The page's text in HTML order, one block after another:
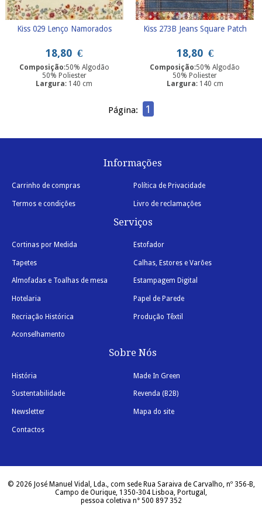
Kiss 029 Lenço Namorados
18,80 €
Composição:50% Algodão
50% Poliester
Largura: 140 cm
Kiss 273B Jeans Square Patch
18,80 €
Composição:50% Algodão
50% Poliester
Largura: 140 cm
Página: 1
Informações
Carrinho de compras Política de Privacidade
Termos e condições Livro de reclamações
Serviços
Cortinas por Medida Estofador
Tapetes Calhas, Estores e Varões
Almofadas e Toalhas de mesa Estampagem Digital
Hotelaria Papel de Parede
Recriação Histórica Produção Têxtil
Aconselhamento
Sobre Nós
História Made In Green
Sustentabilidade Revenda (B2B)
Newsletter Mapa do site
Contactos
© 2026 José Manuel Vidal, Lda., com sede Rua Saraiva de Carvalho, nº 356-B,
Campo de Ourique, 1350-304 Lisboa, Portugal,
pessoa coletiva n° 500 897 352